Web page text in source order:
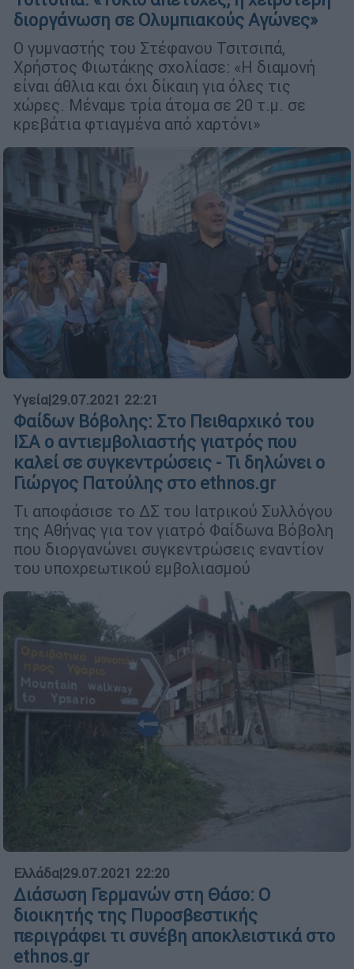
διοργάνωση σε Ολυμπιακούς Αγώνες»
Ο γυμναστής του Στέφανου Τσιτσιπά,
Χρήστος Φιωτάκης σχολίασε: «Η διαμονή
είναι άθλια και όχι δίκαιη για όλες τις
χώρες. Μέναμε τρία άτομα σε 20 τ.μ. σε
κρεβάτια φτιαγμένα από χαρτόνι»
Υγεία|29.07.2021 22:21
Φαίδων Βόβολης: Στο Πειθαρχικό του
ΙΣΑ ο αντιεμβολιαστής γιατρός που
καλεί σε συγκεντρώσεις - Τι δηλώνει ο
Γιώργος Πατούλης στο ethnos.gr
Τι αποφάσισε το ΔΣ του Ιατρικού Συλλόγου
της Αθήνας για τον γιατρό Φαίδωνα Βόβολη
που διοργανώνει συγκεντρώσεις εναντίον
του υποχρεωτικού εμβολιασμού
Ελλάδα|29.07.2021 22:20
Διάσωση Γερμανών στη Θάσο: Ο
διοικητής της Πυροσβεστικής
περιγράφει τι συνέβη αποκλειστικά στο
ethnos.gr